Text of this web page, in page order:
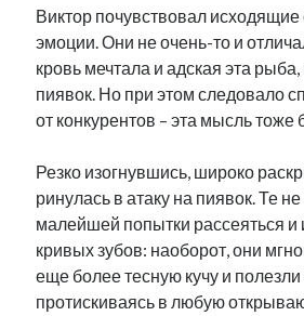
Виктор почувствовал исходящие
эмоции. Они не очень-то и
кровь мечтала и адская эта
пиявок. Но при этом следовало
от конкурентов – эта мысль
Резко изогнувшись, широко
ринулась в атаку на пиявок. Те
малейшей попытки рассеяться и
кривых зубов: наоборот, они
еще более тесную кучу и полезли
протискиваясь в любую